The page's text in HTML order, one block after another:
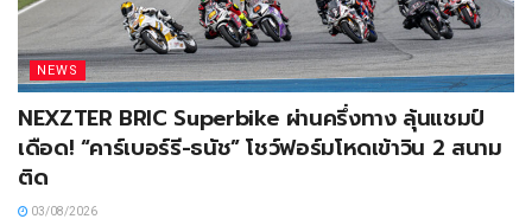
NEWS
NEXZTER BRIC Superbike ผ่านครึ่งทาง ลุ้นแชมป์
เดือด! “คาร์เบอร์รี-ธนัช” โชว์ฟอร์มโหดเข้าวิน 2 สนาม
ติด
03/08/2026